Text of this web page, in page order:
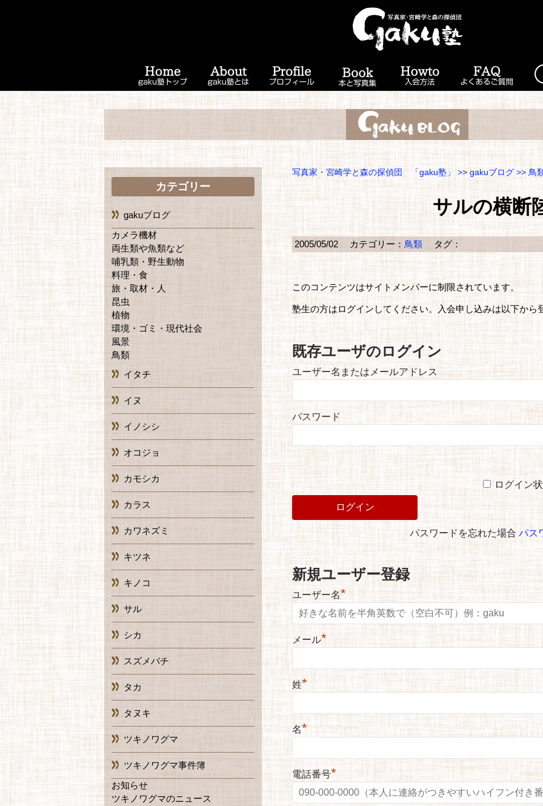
写真家・宮崎学と森の探偵団 「gaku塾」 >> gakuブログ >> 鳥
サルの横断
2005/05/02 カテゴリー： 鳥類 タグ：
このコンテンツはサイトメンバーに制限されています。
塾生の方はログインしてください。入会申し込みは以下から
既存ユーザのログイン
ユーザー名またはメールアドレス
パスワード
ログイン
パスワードを忘れた場合 パス
新規ユーザー登録
ユーザー名*
メール*
姓*
名*
電話番号*
カテゴリー
gakuブログ
カメラ機材
両生類や魚類など
哺乳類・野生動物
料理・食
旅・取材・人
昆虫
植物
環境・ゴミ・現代社会
風景
鳥類
イタチ
イヌ
イノシシ
オコジョ
カモシカ
カラス
カワネズミ
キツネ
キノコ
サル
シカ
スズメバチ
タカ
タヌキ
ツキノワグマ
ツキノワグマ事件簿
お知らせ
ツキノワグマのニュース